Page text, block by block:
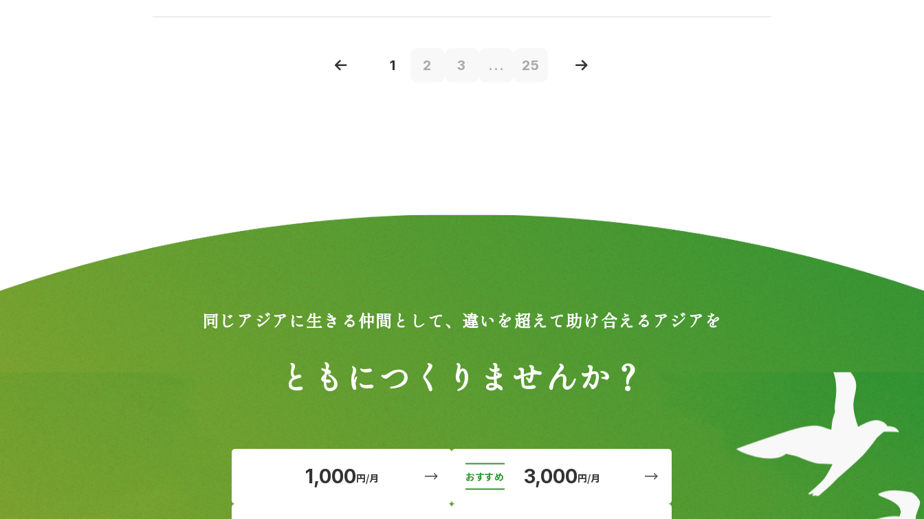
1 2 3 ... 25
同じアジアに生きる仲間として、 違いを超えて助け合えるアジアを
ともにつくりませんか？
1,000円/月 3,000円/月